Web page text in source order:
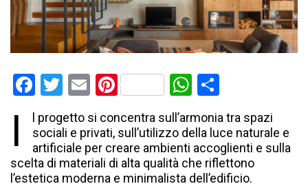
Facebook
Twitter
EmailPinterestWhatsApp
I
l progetto si concentra sull’armonia tra spazi
sociali e privati, sull’utilizzo della luce naturale e
artificiale per creare ambienti accoglienti e sulla
scelta di materiali di alta qualità che riflettono
l’estetica moderna e minimalista dell’edificio.